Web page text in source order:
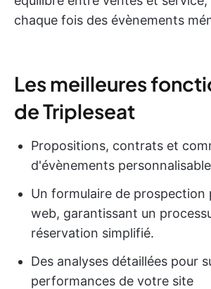
chaque fois des évènements
Les meilleures
de Tripleseat
Propositions, contrats et
d'évènements
Un formulaire de prospection
web, garantissant un
réservation simplifié.
Des analyses détaillées pour
performances de votre site